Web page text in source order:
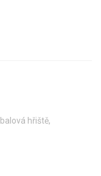
hřiště,